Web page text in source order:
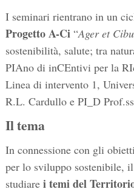
I seminari rientrano in un
Progetto A-Ci “Ager et
sostenibilità, salute; tra
PIAno di inCEntivi per la
Linea di intervento 1,
R.L. Cardullo e PI_D
Il tema
In connessione con gli
per lo sviluppo sostenibile,
studiare i temi del